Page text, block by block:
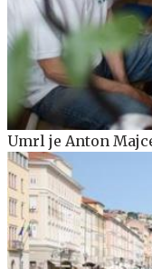
Umrl je Anton